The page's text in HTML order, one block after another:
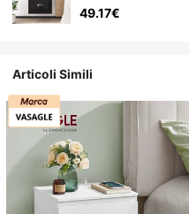
49.17€
Articoli Simili